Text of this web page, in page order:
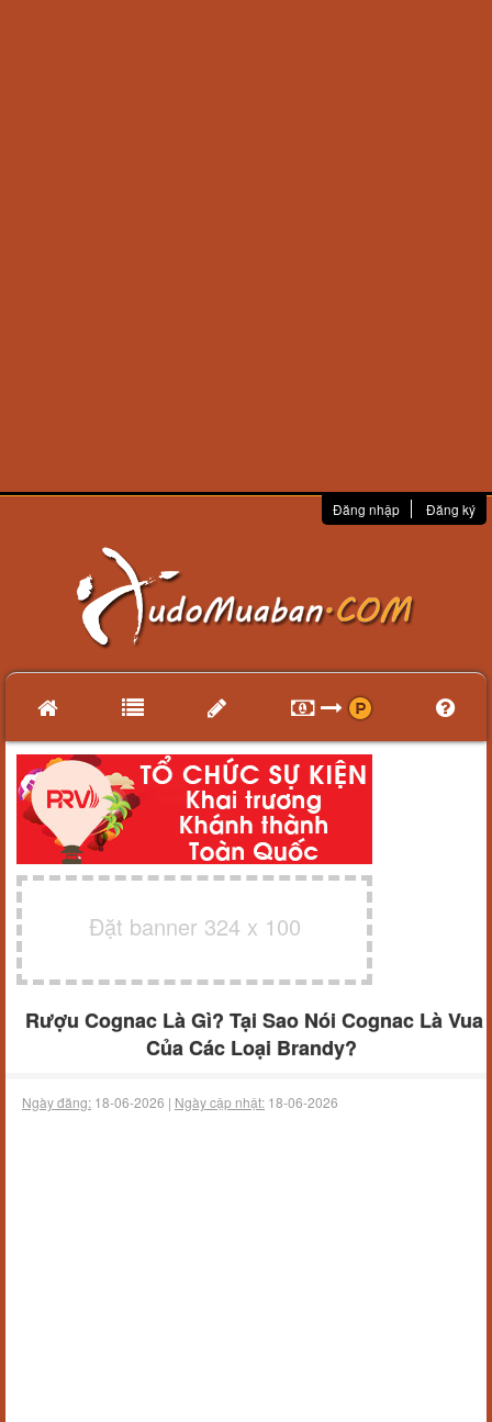
Đăng nhập Đăng ký
Đặt banner 324 x 100
Rượu Cognac Là Gì? Tại Sao Nói Cognac Là Vua
Của Các Loại Brandy?
Ngày đăng: 18-06-2026 | Ngày cập nhật: 18-06-2026